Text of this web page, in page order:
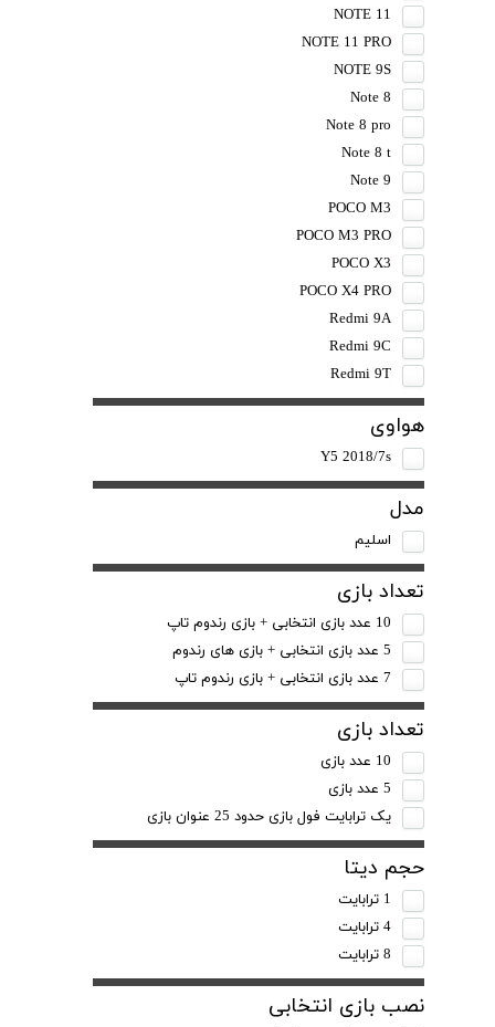
NOTE 11
NOTE 11 PRO
NOTE 9S
Note 8
Note 8 pro
Note 8 t
Note 9
POCO M3
POCO M3 PRO
POCO X3
POCO X4 PRO
Redmi 9A
Redmi 9C
Redmi 9T
هواوی
Y5 2018/7s
مدل
اسلیم
تعداد بازی
10 عدد بازی انتخابی + بازی رندوم تاپ
5 عدد بازی انتخابی + بازی های رندوم
7 عدد بازی انتخابی + بازی رندوم تاپ
تعداد بازی
10 عدد بازی
5 عدد بازی
یک ترابایت فول بازی حدود 25 عنوان بازی
حجم دیتا
1 ترابایت
4 ترابایت
8 ترابایت
نصب بازی انتخابی